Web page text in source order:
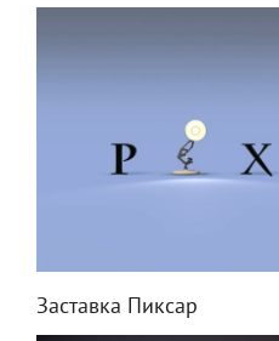
Заставка Пиксар